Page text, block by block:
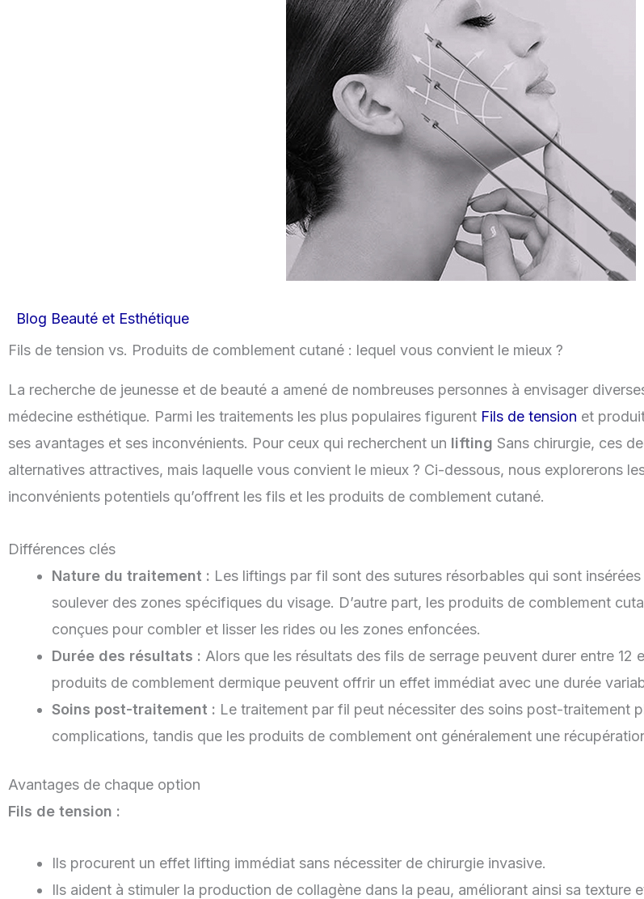
Blog Beauté et Esthétique
Fils de tension vs. Produits de comblement cutané : lequel vous convient le mieux ?
La recherche de jeunesse et de beauté a amené de nombreuses personnes à envisager
médecine esthétique. Parmi les traitements les plus populaires figurent Fils de tension et
ses avantages et ses inconvénients. Pour ceux qui recherchent un lifting Sans chirurgie, ces
alternatives attractives, mais laquelle vous convient le mieux ? Ci-dessous, nous explorerons
inconvénients potentiels qu’offrent les fils et les produits de comblement cutané.
Différences clés
Nature du traitement : Les liftings par fil sont des sutures résorbables qui sont
soulever des zones spécifiques du visage. D’autre part, les produits de comblement
conçues pour combler et lisser les rides ou les zones enfoncées.
Durée des résultats : Alors que les résultats des fils de serrage peuvent durer entre 12
produits de comblement dermique peuvent offrir un effet immédiat avec une durée
Soins post-traitement : Le traitement par fil peut nécessiter des soins post-traitement
complications, tandis que les produits de comblement ont généralement une
Avantages de chaque option
Fils de tension :
Ils procurent un effet lifting immédiat sans nécessiter de chirurgie invasive.
Ils aident à stimuler la production de collagène dans la peau, améliorant ainsi sa texture